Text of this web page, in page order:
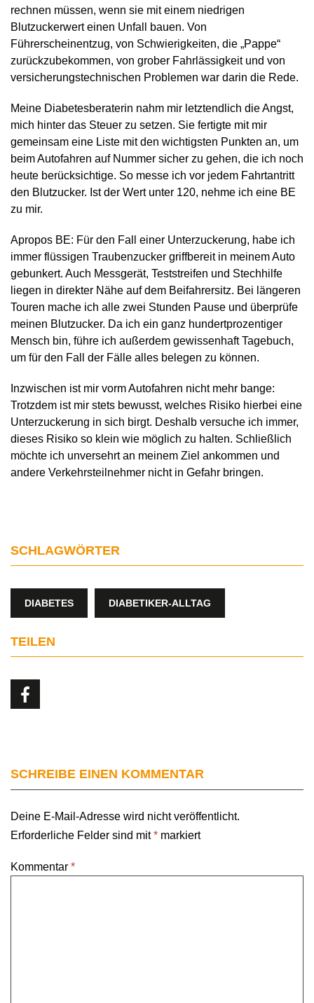
rechnen müssen, wenn sie mit einem niedrigen
Blutzuckerwert einen Unfall bauen. Von
Führerscheinentzug, von Schwierigkeiten, die „Pappe“
zurückzubekommen, von grober Fahrlässigkeit und von
versicherungstechnischen Problemen war darin die Rede.
Meine Diabetesberaterin nahm mir letztendlich die Angst,
mich hinter das Steuer zu setzen. Sie fertigte mit mir
gemeinsam eine Liste mit den wichtigsten Punkten an, um
beim Autofahren auf Nummer sicher zu gehen, die ich noch
heute berücksichtige. So messe ich vor jedem Fahrtantritt
den Blutzucker. Ist der Wert unter 120, nehme ich eine BE
zu mir.
Apropos BE: Für den Fall einer Unterzuckerung, habe ich
immer flüssigen Traubenzucker griffbereit in meinem Auto
gebunkert. Auch Messgerät, Teststreifen und Stechhilfe
liegen in direkter Nähe auf dem Beifahrersitz. Bei längeren
Touren mache ich alle zwei Stunden Pause und überprüfe
meinen Blutzucker. Da ich ein ganz hundertprozentiger
Mensch bin, führe ich außerdem gewissenhaft Tagebuch,
um für den Fall der Fälle alles belegen zu können.
Inzwischen ist mir vorm Autofahren nicht mehr bange:
Trotzdem ist mir stets bewusst, welches Risiko hierbei eine
Unterzuckerung in sich birgt. Deshalb versuche ich immer,
dieses Risiko so klein wie möglich zu halten. Schließlich
möchte ich unversehrt an meinem Ziel ankommen und
andere Verkehrsteilnehmer nicht in Gefahr bringen.
SCHLAGWÖRTER
DIABETES DIABETIKER-ALLTAG
TEILEN
SCHREIBE EINEN KOMMENTAR
Deine E-Mail-Adresse wird nicht veröffentlicht.
Erforderliche Felder sind mit* markiert
Kommentar *